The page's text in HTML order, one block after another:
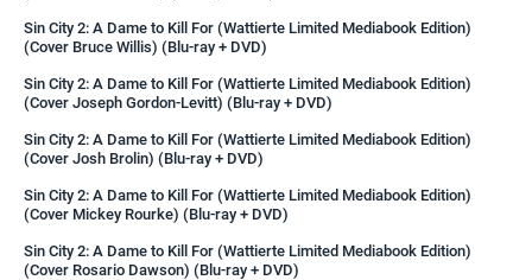
Sin City 2: A Dame to Kill For (Wattierte Limited Mediabook Edition)
(Cover Bruce Willis) (Blu-ray + DVD)
Sin City 2: A Dame to Kill For (Wattierte Limited Mediabook Edition)
(Cover Joseph Gordon-Levitt) (Blu-ray + DVD)
Sin City 2: A Dame to Kill For (Wattierte Limited Mediabook Edition)
(Cover Josh Brolin) (Blu-ray + DVD)
Sin City 2: A Dame to Kill For (Wattierte Limited Mediabook Edition)
(Cover Mickey Rourke) (Blu-ray + DVD)
Sin City 2: A Dame to Kill For (Wattierte Limited Mediabook Edition)
(Cover Rosario Dawson) (Blu-ray + DVD)